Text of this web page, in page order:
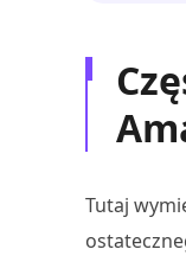
Tutaj